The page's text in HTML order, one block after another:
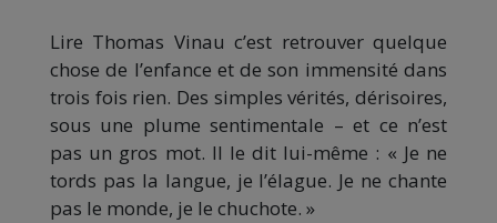
Lire Thomas Vinau c’est retrouver quelque
chose de l’enfance et de son immensité dans
trois fois rien. Des simples vérités, dérisoires,
sous une plume sentimentale – et ce n’est
pas un gros mot. Il le dit lui-même : « Je ne
tords pas la langue, je l’élague. Je ne chante
pas le monde, je le chuchote. »